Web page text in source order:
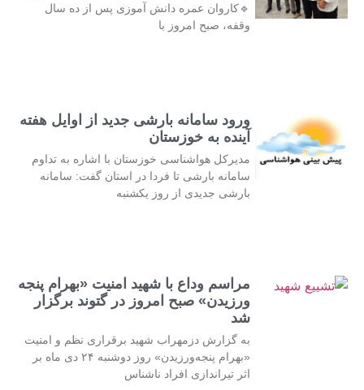
🔹کاروان عمره دانش آموزی پس از ده سال
وقفه، صبح امروز با
ورود سامانه بارشی جدید از اوایل هفته
آینده به خوزستان
مدیرکل هواشناسی خوزستان با اشاره به تداوم
سامانه بارشی تا فردا در استان گفت: سامانه
بارشی جدیدی از روز یکشنبه
مراسم وداع با شهید امنیت «بهرام پنجه
ورزیدن» صبح امروز در گتوند برگزار
شد
به گزارش دزمهراب شهید برقراری نظم و امنیت
«بهرام پنجه‌ورزیدن» روز دوشنبه ۲۴ دی ماه بر
اثر تیراندازی افراد ناشناس